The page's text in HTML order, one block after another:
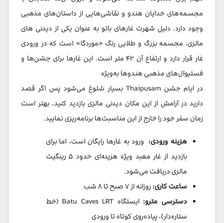
مجسمه‌های خدایان هندو و نقاشی‌هایی از داستان‌های مذهبی
وجود دارد. دلیل شهرت غارهای باتو به عنوان یکی از دیدنی های
مالزی، مجسمه بزرگ و طلایی رنگ «موردگا» است که در ورودی
غار قرار دارد و ارتفاع آن ۴۲ متر است. این غارها برای جشن‌ها و
فستیوال‌های مذهبی هندوها به‌ویژه
در ایام جشن Thaipusam بسیار شلوغ می‌شود پس اگر قصد
دارید در آرامش از این مکان دیدنی مالزی بازدید کنید، بهتر است
زمان سفر خود را خارج از این مناسبت‌ها برنامه‌ریزی نمایید.
هزینه ورودی: ورود به غارها رایگان است، اما برای
بازدید از غار معبد ویژه هزینه‌ای حدود ۵ رینگیت
مالزی دریافت می‌شود.
ساعت کاری:روزانه از ۷ صبح تا ۸ شب
دسترسی مترو:
ایستگاه Batu Caves LRT (خط
ستاره‌دار)، پیاده‌روی کوتاه تا ورودی